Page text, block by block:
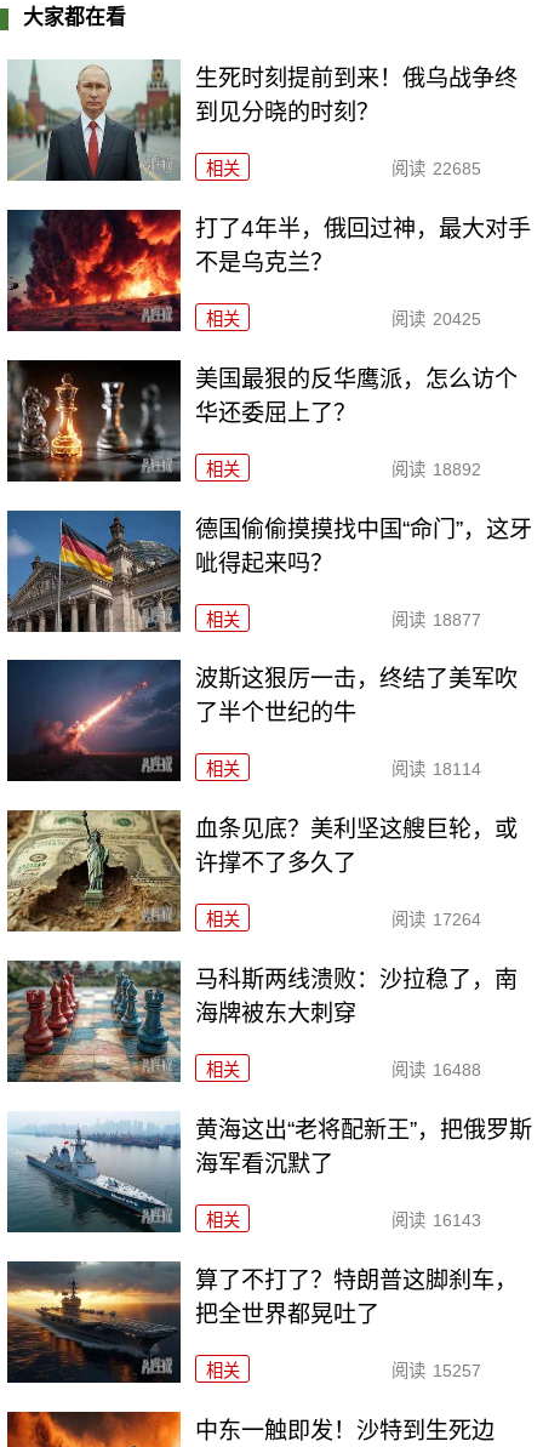
大家都在看
生死时刻提前到来！俄乌战争终
到见分晓的时刻？
相关 阅读 22685
打了4年半，俄回过神，最大对手
不是乌克兰？
相关 阅读 20425
美国最狠的反华鹰派，怎么访个
华还委屈上了？
相关 阅读 18892
德国偷偷摸摸找中国“命门”，这牙
呲得起来吗？
相关 阅读 18877
波斯这狠厉一击，终结了美军吹
了半个世纪的牛
相关 阅读 18114
血条见底？美利坚这艘巨轮，或
许撑不了多久了
相关 阅读 17264
马科斯两线溃败：沙拉稳了，南
海牌被东大刺穿
相关 阅读 16488
黄海这出“老将配新王”，把俄罗斯
海军看沉默了
相关 阅读 16143
算了不打了？特朗普这脚刹车，
把全世界都晃吐了
相关 阅读 15257
中东一触即发！沙特到生死边